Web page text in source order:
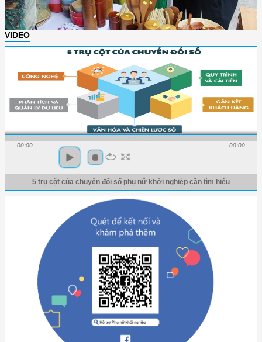
VIDEO
00:00 00:00
5 trụ cột của chuyển đổi số phụ nữ khởi nghiệp cần tìm hiểu